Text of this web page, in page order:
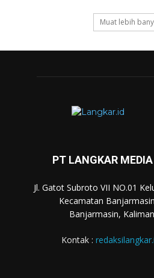
Muat lebih
PT LANGKAR
Jl. Gatot Subroto VII NO.01
Kecamatan
Banjarmasin,
Kontak :